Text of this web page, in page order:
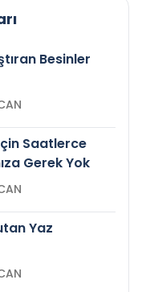
Besinler
Saatlerce
Gerek Yok
Yaz